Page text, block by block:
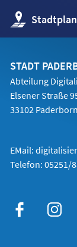
Stadtplan
(Öffnet
in
einem
Tab)
STADT
Abteilung
Elsener Straße
33102 Paderborn
EMail:
Telefon: 05251/